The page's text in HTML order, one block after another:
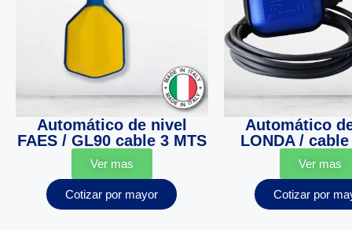
Automático de nivel
FAES / GL90 cable 3 MTS
Ver mas
Cotizar por mayor
Automático
LONDA /
Ver mas
Cotizar por